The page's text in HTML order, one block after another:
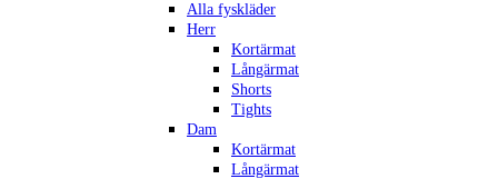
Alla fyskläder
Herr
Kortärmat
Långärmat
Shorts
Tights
Dam
Kortärmat
Långärmat